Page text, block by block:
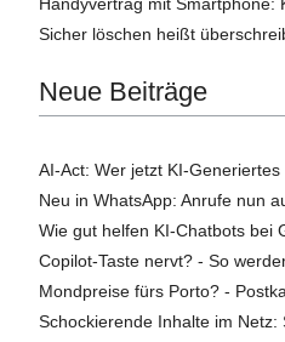
Sicher löschen heißt
Neue Beiträge
AI-Act: Wer jetzt KI-
Neu in WhatsApp: Anrufe nun
Wie gut helfen KI-Chatbots bei
Copilot-Taste nervt? - So
Mondpreise fürs Porto? -
Schockierende Inhalte im